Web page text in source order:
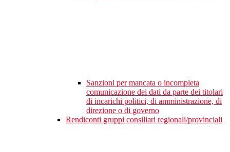
Sanzioni per mancata o incompleta
comunicazione dei dati da parte dei titolari
di incarichi politici, di amministrazione, di
direzione o di governo
Rendiconti gruppi consiliari regionali/provinciali